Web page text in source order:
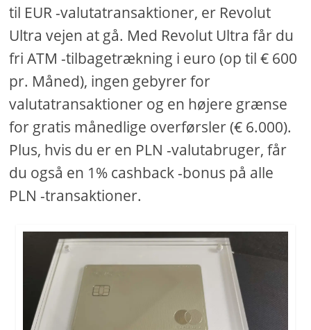
til EUR -valutatransaktioner, er Revolut
Ultra vejen at gå. Med Revolut Ultra får du
fri ATM -tilbagetrækning i euro (op til € 600
pr. Måned), ingen gebyrer for
valutatransaktioner og en højere grænse
for gratis månedlige overførsler (€ 6.000).
Plus, hvis du er en PLN -valutabruger, får
du også en 1% cashback -bonus på alle
PLN -transaktioner.